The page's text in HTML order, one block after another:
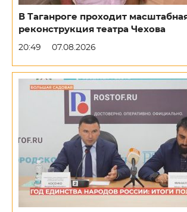
В Таганроге проходит
реконструкция театра Чехова
20:49 07.08.2026